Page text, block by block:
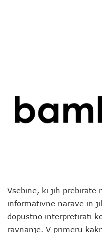
Vsebine, ki jih prebirate
informativne narave in
dopustno interpretirati
ravnanje. V primeru